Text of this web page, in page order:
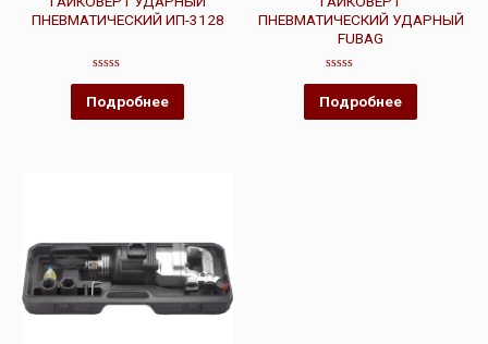
ПНЕВМАТИЧЕСКИЙ ИП-3128
Оценка
0
из
5
Подробнее
ПНЕВМАТИЧЕСКИЙ УДАРНЫЙ
FUBAG
Оценка
0
из
5
Подробнее